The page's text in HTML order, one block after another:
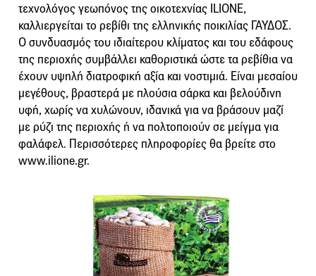
τεχνολόγος γεωπόνος της οικοτεχνίας ILIONE,
καλλιεργείται το ρεβίθι της ελληνικής ποικιλίας ΓΑΥΔΟΣ.
Ο συνδυασμός του ιδιαίτερου κλίματος και του εδάφους
της περιοχής συμβάλλει καθοριστικά ώστε τα ρεβίθια να
έχουν υψηλή διατροφική αξία και νοστιμιά. Είναι μεσαίου
μεγέθους, βραστερά με πλούσια σάρκα και βελούδινη
υφή, χωρίς να χυλώνουν, ιδανικά για να βράσουν μαζί
με ρύζι της περιοχής ή να πολτοποιούν σε μείγμα για
φαλάφελ. Περισσότερες πληροφορίες θα βρείτε στο
www.ilione.gr.